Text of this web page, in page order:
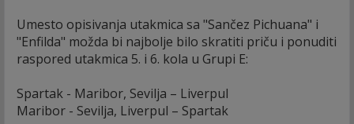
Umesto opisivanja utakmica sa "Sančez Pichuana" i
"Enfilda" možda bi najbolje bilo skratiti priču i ponuditi
raspored utakmica 5. i 6. kola u Grupi E:
Spartak - Maribor, Sevilja – Liverpul
Maribor - Sevilja, Liverpul – Spartak